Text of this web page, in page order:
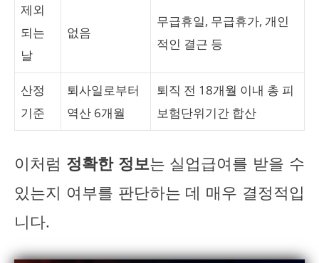
제외
되는
날
없음
무급휴일, 무급휴가, 개인
적인 결근 등
산정
기준
퇴사일로부터
역산 6개월
퇴직 전 18개월 이내 총 피
보험단위기간 합산
이처럼 정확한 정보는 실업급여를 받을 수
있는지 여부를 판단하는 데 매우 결정적입
니다.